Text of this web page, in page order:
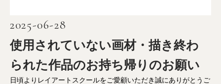
2025-06-28
使用されていない画材・描き終わ
られた作品のお持ち帰りのお願い
日頃よりレイアートスクールをご愛顧いただき誠にありがとうご